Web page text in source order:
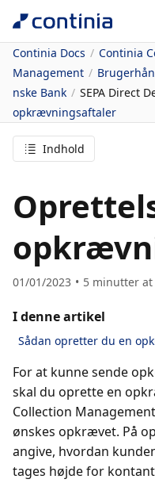
Continia Docs
Continia
Management
nske Bank
SEPA Direct
opkrævningsaftaler
Indhold
01/01/2023 5 minutter
I denne artikel
Sådan opretter du en
For at kunne sende
skal du oprette en
Collection
ønskes opkrævet. På
angive, hvordan
tages højde for